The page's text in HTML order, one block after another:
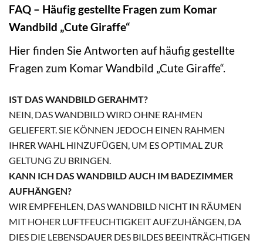
FAQ – Häufig gestellte Fragen zum Komar
Wandbild „Cute Giraffe“
Hier finden Sie Antworten auf häufig gestellte
Fragen zum Komar Wandbild „Cute Giraffe“.
IST DAS WANDBILD GERAHMT?
NEIN, DAS WANDBILD WIRD OHNE RAHMEN
GELIEFERT. SIE KÖNNEN JEDOCH EINEN RAHMEN
IHRER WAHL HINZUFÜGEN, UM ES OPTIMAL ZUR
GELTUNG ZU BRINGEN.
KANN ICH DAS WANDBILD AUCH IM BADEZIMMER
AUFHÄNGEN?
WIR EMPFEHLEN, DAS WANDBILD NICHT IN RÄUMEN
MIT HOHER LUFTFEUCHTIGKEIT AUFZUHÄNGEN, DA
DIES DIE LEBENSDAUER DES BILDES BEEINTRÄCHTIGEN